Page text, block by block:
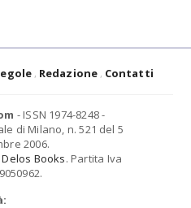
Redazione Contatti
- ISSN 1974-8248 -
di Milano, n. 521 del 5
2006.
Books. Partita Iva